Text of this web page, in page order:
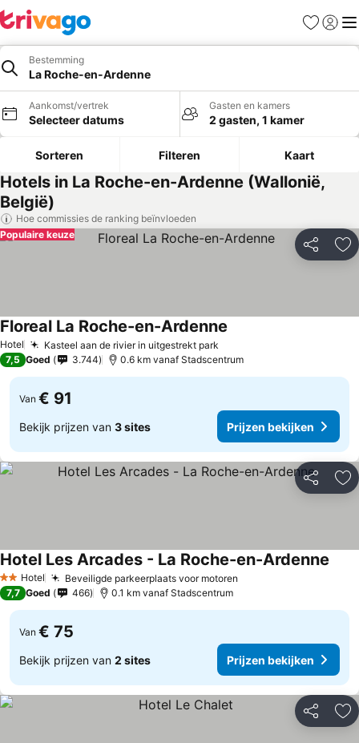
Favorieten
Bestemming
La Roche-en-Ardenne
Aankomst/vertrek
Selecteer datums
Gasten en kamers
2 gasten, 1 kamer
Sorteren Filteren Kaart
Hotels in La Roche-en-Ardenne (Wallonië,
België)
Hoe commissies de ranking beïnvloeden
Delen
Populaire keuze
Hotel Kasteel aan de rivier in uitgestrekt park
Floreal La Roche-en-Ardenne
7,5 Goed 3.744 0.6 km vanaf Stadscentrum
Van € 91
Bekijk prijzen van 3 sites Prijzen bekijken
Delen
2 Sterren
Hotel Beveiligde parkeerplaats voor motoren
Hotel Les Arcades - La Roche-en-Ardenne
7,7 Goed 466 0.1 km vanaf Stadscentrum
Van € 75
Bekijk prijzen van 2 sites Prijzen bekijken
Delen